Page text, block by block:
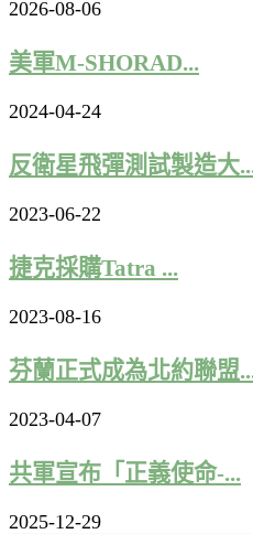
2026-08-06
美軍M-SHORAD...
2024-04-24
反衛星飛彈測試製造大
2023-06-22
捷克採購Tatra ...
2023-08-16
芬蘭正式成為北約聯盟
2023-04-07
共軍宣布「正義使命-...
2025-12-29